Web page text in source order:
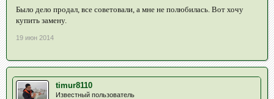
Было дело продал, все советовали, а мне не полюбилась. Вот хочу
купить замену.
19 июн 2014
timur8110
Известный пользователь